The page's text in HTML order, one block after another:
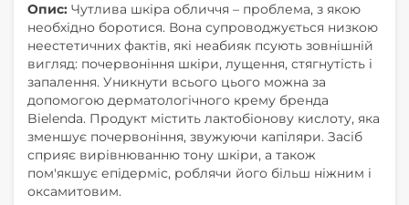
Опис: Чутлива шкіра обличчя – проблема, з якою
необхідно боротися. Вона супроводжується низкою
неестетичних фактів, які неабияк псують зовнішній
вигляд: почервоніння шкіри, лущення, стягнутість і
запалення. Уникнути всього цього можна за
допомогою дерматологічного крему бренда
Bielenda. Продукт містить лактобіонову кислоту, яка
зменшує почервоніння, звужуючи капіляри. Засіб
сприяє вирівнюванню тону шкіри, а також
пом'якшує епідерміс, роблячи його більш ніжним і
оксамитовим.